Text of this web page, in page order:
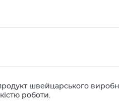
швейцарського
роботи.